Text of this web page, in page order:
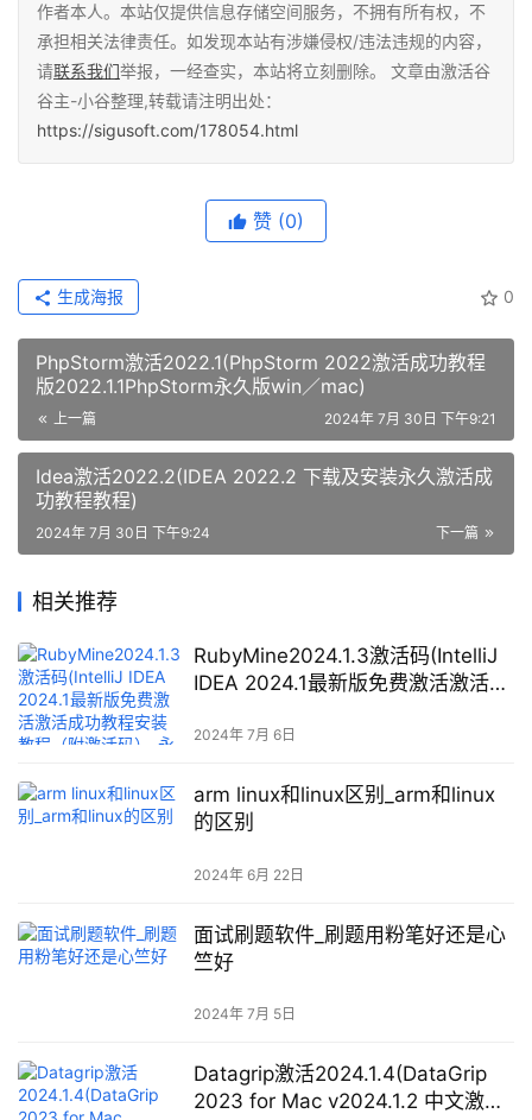
作者本人。本站仅提供信息存储空间服务，不拥有所有权，不
承担相关法律责任。如发现本站有涉嫌侵权/违法违规的内容，
请联系我们举报，一经查实，本站将立刻删除。 文章由激活谷
谷主-小谷整理,转载请注明出处：
https://sigusoft.com/178054.html
赞 (0)
0
生成海报
PhpStorm激活2022.1(PhpStorm 2022激活成功教程
版2022.1.1PhpStorm永久版win／mac)
上一篇 2024年 7月 30日 下午9:21
Idea激活2022.2(IDEA 2022.2 下载及安装永久激活成
功教程教程)
下一篇
2024年 7月 30日 下午9:24
相关推荐
RubyMine2024.1.3激活码(IntelliJ
IDEA 2024.1最新版免费激活激活成
有效，持续更新)
2024年 7月 6日
arm linux和linux区别_arm和linux
的区别
2024年 6月 22日
面试刷题软件_刷题用粉笔好还是心
竺好
2024年 7月 5日
Datagrip激活2024.1.4(DataGrip
2023 for Mac v2024.1.2 中文激活